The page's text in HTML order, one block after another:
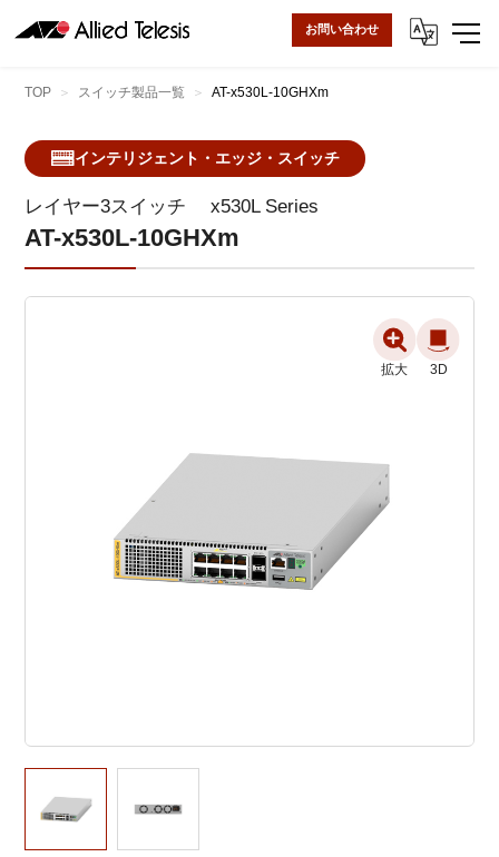
お問い合わせ
TOP スイッチ製品一覧 AT-x530L-10GHXm
レイヤー3スイッチ x530L Series
AT-x530L-10GHXm
インテリジェント・エッジ・スイッチ
拡大 3D
拡大 3D